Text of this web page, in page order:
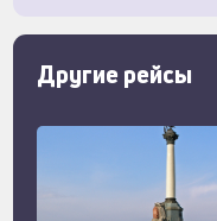
Другие рейсы